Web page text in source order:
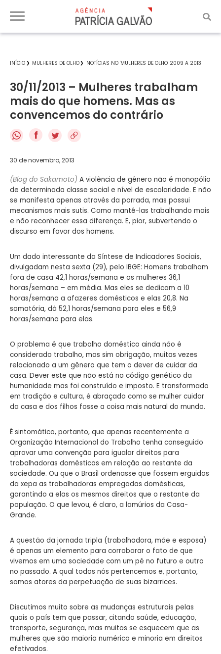
INÍCIO MULHERES DE OLHO NOTÍCIAS NO 'MULHERES DE OLHO' 2009 A 2013
30/11/2013 – Mulheres trabalham
mais do que homens. Mas as
convencemos do contrário
f
30 de novembro, 2013
(Blog do Sakamoto) A violência de gênero não é monopólio
de determinada classe social e nível de escolaridade. E não
se manifesta apenas através da porrada, mas possui
mecanismos mais sutis. Como mantê-las trabalhando mais
e não reconhecer essa diferença. E, pior, subvertendo o
discurso em favor dos homens.
Um dado interessante da Síntese de Indicadores Sociais,
divulgadam nesta sexta (29), pelo IBGE: Homens trabalham
fora de casa 42,1 horas/semana e as mulheres 36,1
horas/semana – em média. Mas eles se dedicam a 10
horas/semana a afazeres domésticos e elas 20,8. Na
somatória, dá 52,1 horas/semana para eles e 56,9
horas/semana para elas.
O problema é que trabalho doméstico ainda não é
considerado trabalho, mas sim obrigação, muitas vezes
relacionado a um gênero que tem o dever de cuidar da
casa. Dever este que não está no código genético da
humanidade mas foi construído e imposto. E transformado
em tradição e cultura, é abraçado como se mulher cuidar
da casa e dos filhos fosse a coisa mais natural do mundo.
É sintomático, portanto, que apenas recentemente a
Organização Internacional do Trabalho tenha conseguido
aprovar uma convenção para igualar direitos para
trabalhadoras domésticas em relação ao restante da
sociedade. Ou que o Brasil ordenasse que fossem erguidas
da xepa as trabalhadoras empregadas domésticas,
garantindo a elas os mesmos direitos que o restante da
população. O que levou, é claro, a lamúrios da Casa-
Grande.
A questão da jornada tripla (trabalhadora, mãe e esposa)
é apenas um elemento para corroborar o fato de que
vivemos em uma sociedade com um pé no futuro e outro
no passado. A qual todos nós pertencemos e, portanto,
somos atores da perpetuação de suas bizarrices.
Discutimos muito sobre as mudanças estruturais pelas
quais o país tem que passar, citando saúde, educação,
transporte, segurança, mas muitos se esquecem que as
mulheres que são maioria numérica e minoria em direitos
efetivados.